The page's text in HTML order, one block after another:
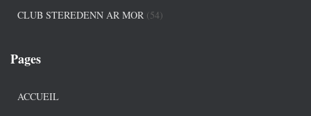
CLUB STEREDENN AR MOR (54)
Pages
ACCUEIL